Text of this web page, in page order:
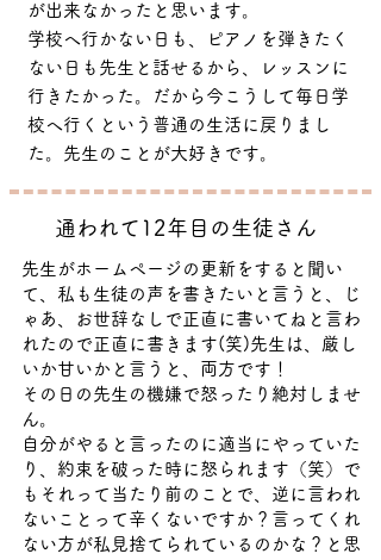
が出来なかったと思います。
​学校へ行かない日も、ピアノを弾きたく
ない日も先生と話せるから、レッスンに
行きたかった。だから今こうして毎日学
校へ行くという普通の生活に戻りまし
た。先生のことが大好きです。
​通われて12年目の生徒さん
先生がホームページの更新をすると聞い
て、 私も生徒の声を書きたいと言うと、じ
ゃあ、お世辞なしで正直に書いてねと言わ
れたので正直に書きます(笑)先生は、厳し
いか甘いかと言うと、両方です！
その日の先生の機嫌で怒ったり絶対しませ
ん。
自分がやると言ったのに適当にやっていた
り、約束を破った時に怒られます（笑）
で
もそれって当たり前のことで、逆に言われ
ないことって辛くないですか？言ってくれ
ない方が私見捨てられているのかな？と思